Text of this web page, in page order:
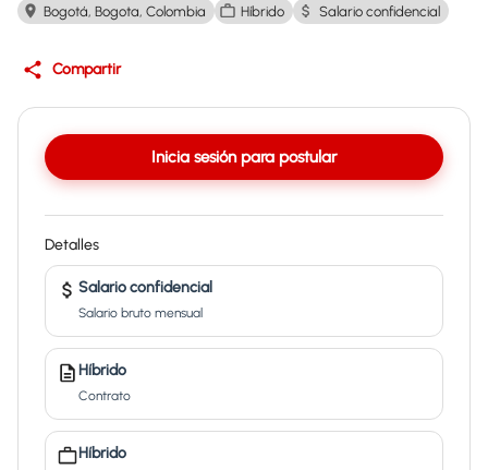
Bogotá, Bogota, Colombia Híbrido Salario confidencial
Compartir
Inicia sesión para postular
Detalles
Salario confidencial
Salario bruto mensual
Híbrido
Contrato
Híbrido